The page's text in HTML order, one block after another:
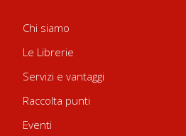
Chi siamo
Le Librerie
Servizi e vantaggi
Raccolta punti
Eventi